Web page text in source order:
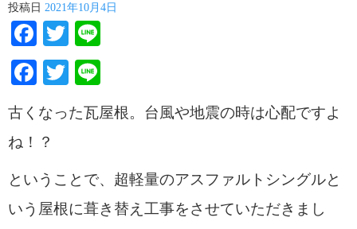
投稿日 2021年10月4日
Facebook
Twitter
Facebook
Twitter
古くなった瓦屋根。台風や地震の時は心配ですよ
ね！？
ということで、超軽量のアスファルトシングルと
いう屋根に葺き替え工事をさせていただきまし